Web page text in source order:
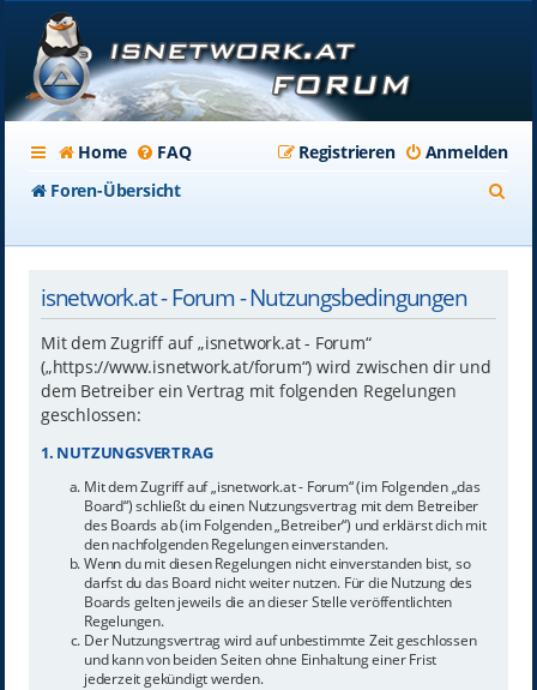
Home FAQ Anmelden
Registrieren
Foren-Übersicht
isnetwork.at - Forum - Nutzungsbedingungen
Mit dem Zugriff auf „isnetwork.at - Forum“
(„https://www.isnetwork.at/forum“) wird zwischen dir und
dem Betreiber ein Vertrag mit folgenden Regelungen
geschlossen:
1. NUTZUNGSVERTRAG
Mit dem Zugriff auf „isnetwork.at - Forum“ (im Folgenden „das
Board“) schließt du einen Nutzungsvertrag mit dem Betreiber
des Boards ab (im Folgenden „Betreiber“) und erklärst dich mit
den nachfolgenden Regelungen einverstanden.
Wenn du mit diesen Regelungen nicht einverstanden bist, so
darfst du das Board nicht weiter nutzen. Für die Nutzung des
Boards gelten jeweils die an dieser Stelle veröffentlichten
Regelungen.
Der Nutzungsvertrag wird auf unbestimmte Zeit geschlossen
und kann von beiden Seiten ohne Einhaltung einer Frist
jederzeit gekündigt werden.